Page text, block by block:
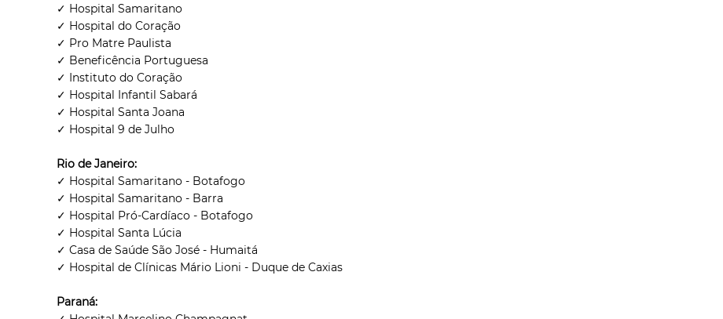
✓ Hospital Samaritano
✓ Hospital do Coração
✓ Pro Matre Paulista
✓ Beneficência Portuguesa
✓ Instituto do Coração
✓ Hospital Infantil Sabará
✓ Hospital Santa Joana
✓ Hospital 9 de Julho
Rio de Janeiro:
✓ Hospital Samaritano - Botafogo
✓ Hospital Samaritano - Barra
✓ Hospital Pró-Cardíaco - Botafogo
✓ Hospital Santa Lúcia
✓ Casa de Saúde São José - Humaitá
✓ Hospital de Clínicas Mário Lioni - Duque de Caxias
Paraná: